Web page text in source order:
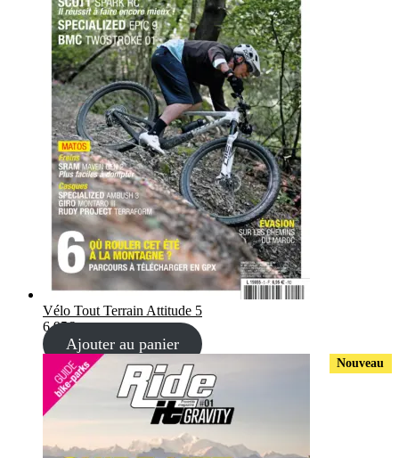
Vélo Tout Terrain Attitude 5
6,95€
Ajouter au panier
Nouveau